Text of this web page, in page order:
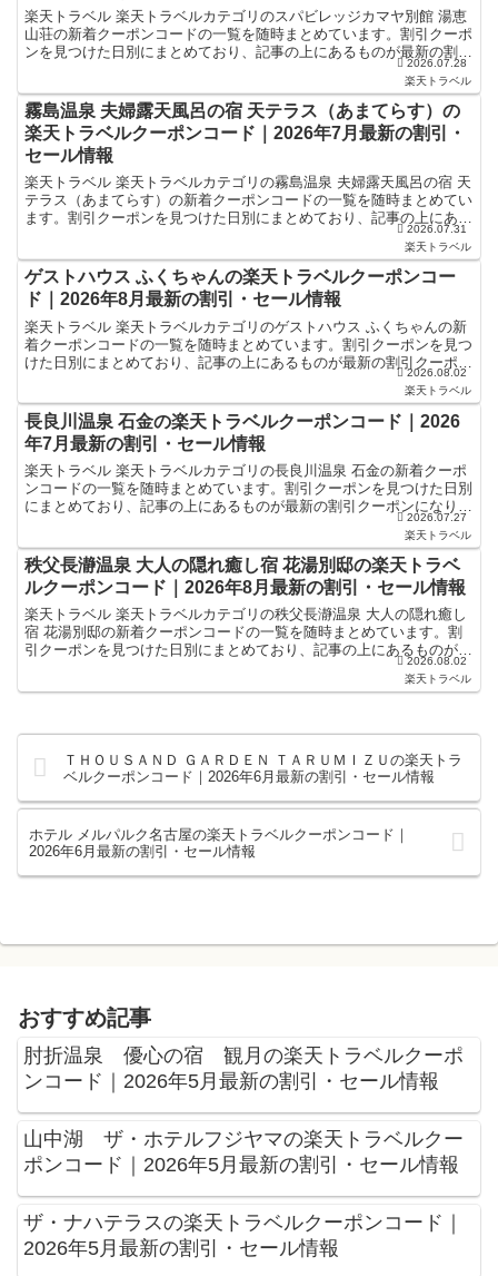
楽天トラベル 楽天トラベルカテゴリのスパビレッジカマヤ別館 湯恵
山荘の新着クーポンコードの一覧を随時まとめています。割引クーポ
ンを見つけた日別にまとめており、記事の上にあるものが最新の割引
クーポンになります。ホテル・旅館宿泊の予約などで使え...2026.07.28
楽天トラベル
霧島温泉 夫婦露天風呂の宿 天テラス（あまてらす）の
楽天トラベルクーポンコード｜2026年7月最新の割引・
セール情報
楽天トラベル 楽天トラベルカテゴリの霧島温泉 夫婦露天風呂の宿 天
テラス（あまてらす）の新着クーポンコードの一覧を随時まとめてい
ます。割引クーポンを見つけた日別にまとめており、記事の上にある
ものが最新の割引クーポンになります。ホテル・旅館宿...
2026.07.31
楽天トラベル
ゲストハウス ふくちゃんの楽天トラベルクーポンコー
ド｜2026年8月最新の割引・セール情報
楽天トラベル 楽天トラベルカテゴリのゲストハウス ふくちゃんの新
着クーポンコードの一覧を随時まとめています。割引クーポンを見つ
けた日別にまとめており、記事の上にあるものが最新の割引クーポン
になります。ホテル・旅館宿泊の予約などで使えるクーポ...2026.08.02
楽天トラベル
長良川温泉 石金の楽天トラベルクーポンコード｜2026
年7月最新の割引・セール情報
楽天トラベル 楽天トラベルカテゴリの長良川温泉 石金の新着クーポ
ンコードの一覧を随時まとめています。割引クーポンを見つけた日別
にまとめており、記事の上にあるものが最新の割引クーポンになりま
す。ホテル・旅館宿泊の予約などで使えるクーポンやセー...2026.07.27
楽天トラベル
秩父長瀞温泉 大人の隠れ癒し宿 花湯別邸の楽天トラベ
ルクーポンコード｜2026年8月最新の割引・セール情報
楽天トラベル 楽天トラベルカテゴリの秩父長瀞温泉 大人の隠れ癒し
宿 花湯別邸の新着クーポンコードの一覧を随時まとめています。割
引クーポンを見つけた日別にまとめており、記事の上にあるものが最
新の割引クーポンになります。ホテル・旅館宿泊の予約な...2026.08.02
楽天トラベル
ＴＨＯＵＳＡＮＤ ＧＡＲＤＥＮ ＴＡＲＵＭＩＺＵの楽天トラ
ベルクーポンコード｜2026年6月最新の割引・セール情報
ホテル メルパルク名古屋の楽天トラベルクーポンコード｜
2026年6月最新の割引・セール情報
おすすめ記事
肘折温泉 優心の宿 観月の楽天トラベルクーポ
ンコード｜2026年5月最新の割引・セール情報
山中湖 ザ・ホテルフジヤマの楽天トラベルクー
ポンコード｜2026年5月最新の割引・セール情報
ザ・ナハテラスの楽天トラベルクーポンコード｜
2026年5月最新の割引・セール情報